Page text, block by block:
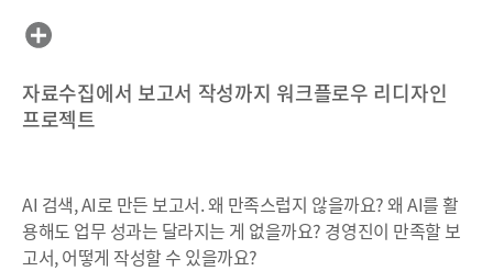
자료수집에서 보고서 작성까지 워크플로우 리디자인
프로젝트
AI 검색, AI로 만든 보고서. 왜 만족스럽지 않을까요? 왜 AI를 활
용해도 업무 성과는 달라지는 게 없을까요? 경영진이 만족할 보
고서, 어떻게 작성할 수 있을까요?